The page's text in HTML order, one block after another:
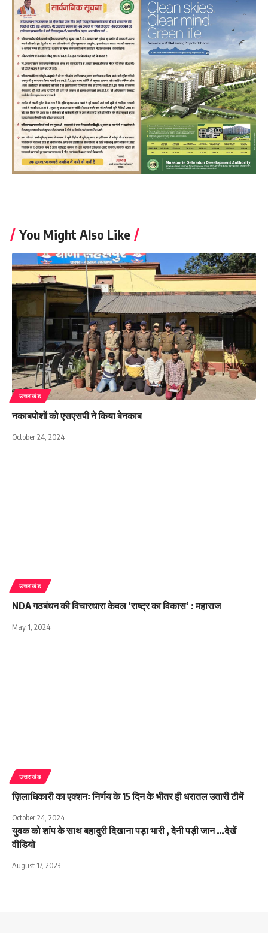
You Might Also Like
उत्तराखंड
नकाबपोशों को एसएसपी ने किया बेनकाब
October 24, 2024
उत्तराखंड
NDA गठबंधन की विचारधारा केवल ‘राष्ट्र का विकास’ : महाराज
May 1, 2024
उत्तराखंड
ज़िलाधिकारी का एक्शनः निर्णय के 15 दिन के भीतर ही धरातल उतारी टीमें
October 24, 2024
युवक को शांप के साथ बहादुरी दिखाना पड़ा भारी , देनी पड़ी जान …देखें
वीडियो
August 17, 2023